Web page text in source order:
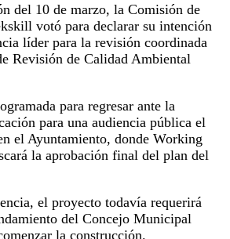
del 10 de marzo, la Comisión de
votó para declarar su intención
líder para la revisión coordinada
Revisión de Calidad Ambiental
para regresar ante la
para una audiencia pública el
el Ayuntamiento, donde Working
la aprobación final del plan del
el proyecto todavía requerirá
del Concejo Municipal
la construcción.